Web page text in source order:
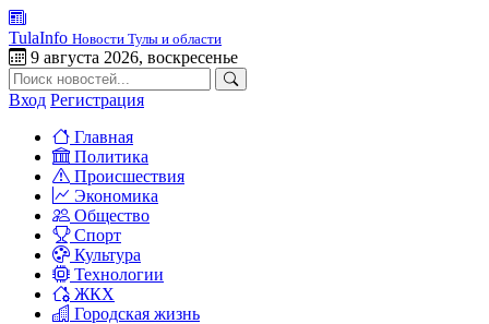
TulaInfo Новости Тулы и области
9 августа 2026, воскресенье
Вход Регистрация
Главная
Политика
Происшествия
Экономика
Общество
Спорт
Культура
Технологии
ЖКХ
Городская жизнь